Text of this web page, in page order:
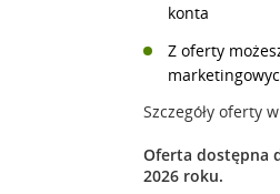
konta
Z oferty
Szczegóły oferty
Oferta dostępna
2026 roku.